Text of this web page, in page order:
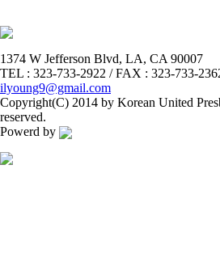
1374 W Jefferson Blvd, LA, CA 90007
TEL : 323-733-2922 / FAX : 323-733-
ilyoung9@gmail.com
Copyright(C) 2014 by Korean United
reserved.
Powerd by